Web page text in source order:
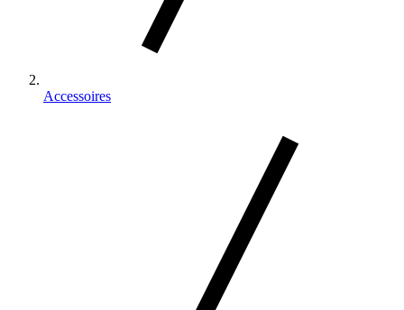
Accessoires